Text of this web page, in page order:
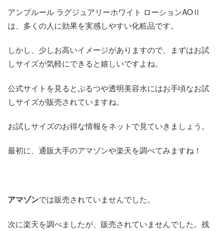
アンプルール ラグジュアリーホワイト ローションAOⅡ
は、多くの人に効果を実感しやすい化粧品です。
しかし、少しお高いイメージがありますので、まずはお試
しサイズが気軽にできると嬉しいですよね。
公式サイトを見るとぷるつや透明美容水にはお手頃なお試
しサイズが販売されていますね。
お試しサイズのお得な情報をネットで見ていきましょう。
最初に、通販大手のアマゾンや楽天を調べてみますね！
アマゾンでは販売されていませんでした。
次に楽天を調べましたが、販売されていませんでした。残